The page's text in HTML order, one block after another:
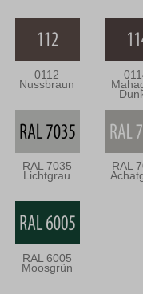
0112
Nussbraun
RAL 7035
Lichtgrau
RAL
RAL 6005
Moosgrün